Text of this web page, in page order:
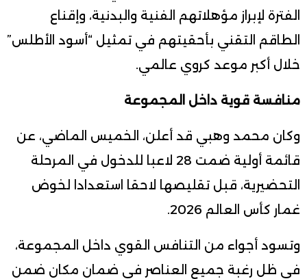
الفترة لإبراز مؤهلاتهم الفنية والبدنية، وإقناع
الطاقم التقني بأحقيتهم في تمثيل “أسود الأطلس”
خلال أكبر موعد كروي عالمي.
منافسة قوية داخل المجموعة
وكان محمد وهبي قد أعلن، الخميس الماضي، عن
قائمة أولية ضمت 28 لاعبا للدخول في المرحلة
التحضيرية، قبل تقليصها لاحقا استعدادا لخوض
غمار كأس العالم 2026.
وتسود أجواء من التنافس القوي داخل المجموعة،
في ظل رغبة جميع العناصر في ضمان مكان ضمن